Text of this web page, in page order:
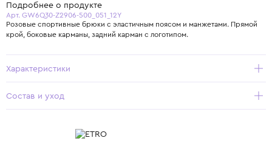
Подробнее о продукте
Арт. GW6Q30-Z2906-500_051_12Y
Розовые спортивные брюки с эластичным поясом и манжетами. Прямой
крой, боковые карманы, задний карман с логотипом.
Характеристики
Состав и уход